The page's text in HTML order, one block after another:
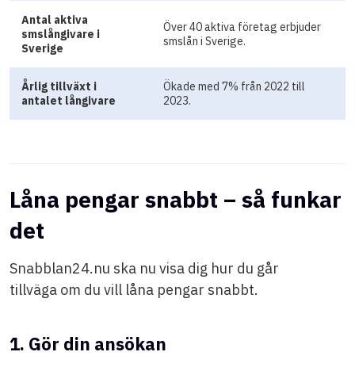
Antal aktiva
smslångivare i
Sverige
Över 40 aktiva företag erbjuder
smslån i Sverige.
Årlig tillväxt i
antalet långivare
Ökade med 7% från 2022 till
2023.
Låna pengar snabbt – så funkar
det
Snabblan24.nu ska nu visa dig hur du går
tillväga om du vill låna pengar snabbt.
1. Gör din ansökan